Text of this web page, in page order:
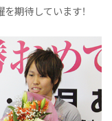
期待しています！